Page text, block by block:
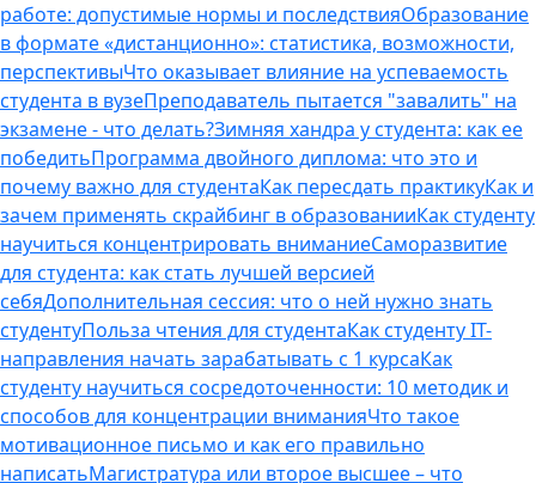
работе: допустимые нормы и последствияОбразование
в формате «дистанционно»: статистика, возможности,
перспективыЧто оказывает влияние на успеваемость
студента в вузеПреподаватель пытается "завалить" на
экзамене - что делать?Зимняя хандра у студента: как ее
победитьПрограмма двойного диплома: что это и
почему важно для студентаКак пересдать практикуКак и
зачем применять скрайбинг в образованииКак студенту
научиться концентрировать вниманиеСаморазвитие
для студента: как стать лучшей версией
себяДополнительная сессия: что о ней нужно знать
студентуПольза чтения для студентаКак студенту IT-
направления начать зарабатывать с 1 курсаКак
студенту научиться сосредоточенности: 10 методик и
способов для концентрации вниманияЧто такое
мотивационное письмо и как его правильно
написатьМагистратура или второе высшее – что